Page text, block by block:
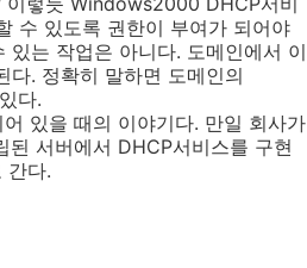
수 있도록 권한이 부여가 되어야
는 작업은 아니다. 도메인에서 이
다. 정확히 말하면 도메인의
다.
있을 때의 이야기다. 만일 회사가
서버에서 DHCP서비스를 구현
간다.